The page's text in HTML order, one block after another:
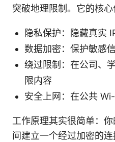
突破地理限制。它的核心
隐私保护：隐藏真实
数据加密：保护敏感
绕过限制：在公司、
限内容
安全上网：在公共
工作原理其实很简单：
间建立一个经过加密的